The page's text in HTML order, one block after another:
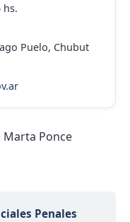
hs.
Puelo, Chubut
Ponce
Penales